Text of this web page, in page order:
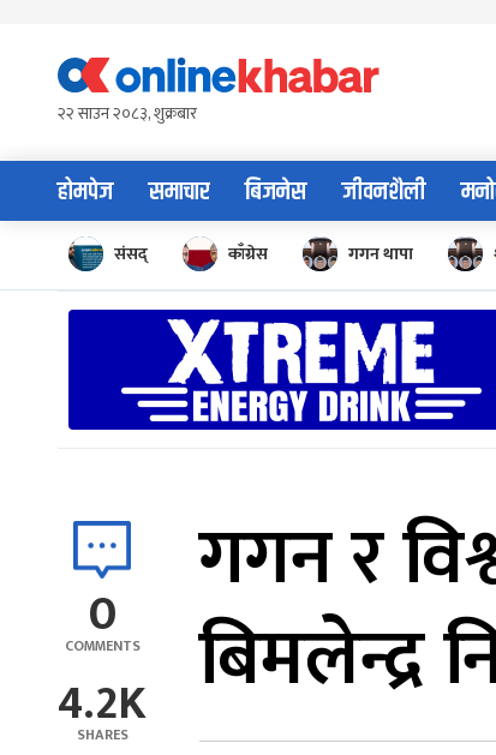
content२२ साउन २०८३, शुक्रबार
होमपेज समाचार बिजनेस जीवनशैली
संसद् काँग्रेस गगन थापा
0
COMMENTS
4.2K
SHARES
गगन र
बिमलेन्द्र